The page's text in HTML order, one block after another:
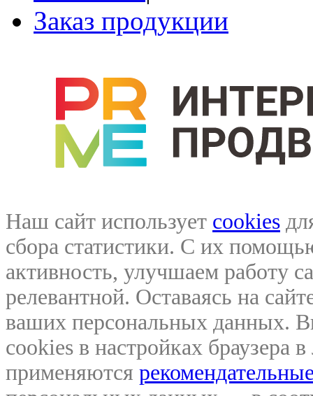
Заказ продукции
Наш сайт использует cookies
сбора статистики. С их
активность, улучшаем работу
релевантной. Оставаясь на
ваших персональных данных.
cookies в настройках браузера
применяются